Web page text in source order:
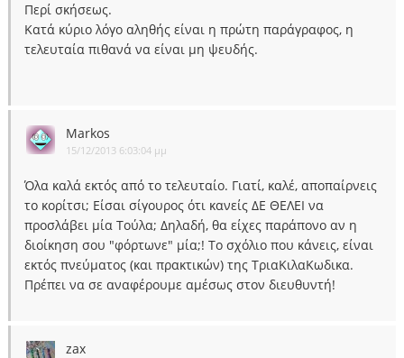
Περί σκήσεως.
Κατά κύριο λόγο αληθής είναι η πρώτη παράγραφος, η
τελευταία πιθανά να είναι μη ψευδής.
Markos
15/12/2013 6:03:04 μμ
Όλα καλά εκτός από το τελευταίο. Γιατί, καλέ, αποπαίρνεις
το κορίτσι; Είσαι σίγουρος ότι κανείς ΔΕ ΘΕΛΕΙ να
προσλάβει μία Τούλα; Δηλαδή, θα είχες παράπονο αν η
διοίκηση σου "φόρτωνε" μία;! Το σχόλιο που κάνεις, είναι
εκτός πνεύματος (και πρακτικών) της ΤριαΚιλαΚωδικα.
Πρέπει να σε αναφέρουμε αμέσως στον διευθυντή!
zax